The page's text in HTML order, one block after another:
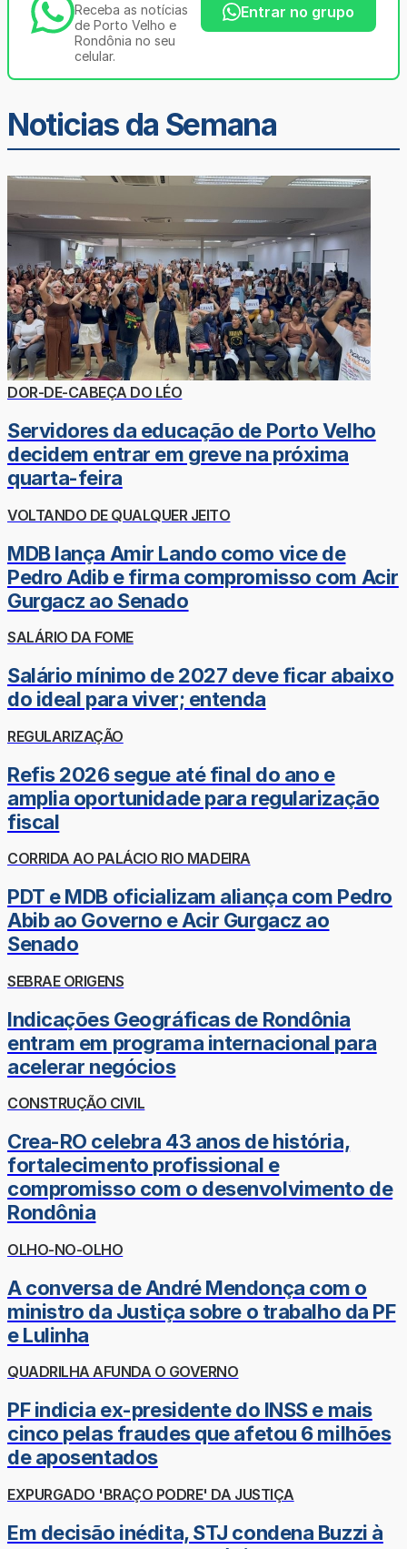
Receba as notícias
de Porto Velho e
Rondônia no seu
celular.
Entrar no grupo
Noticias da Semana
DOR-DE-CABEÇA DO LÉO
Servidores da educação de Porto Velho
decidem entrar em greve na próxima
quarta-feira
VOLTANDO DE QUALQUER JEITO
MDB lança Amir Lando como vice de
Pedro Adib e firma compromisso com Acir
Gurgacz ao Senado
SALÁRIO DA FOME
Salário mínimo de 2027 deve ficar abaixo
do ideal para viver; entenda
REGULARIZAÇÃO
Refis 2026 segue até final do ano e
amplia oportunidade para regularização
fiscal
CORRIDA AO PALÁCIO RIO MADEIRA
PDT e MDB oficializam aliança com Pedro
Abib ao Governo e Acir Gurgacz ao
Senado
SEBRAE ORIGENS
Indicações Geográficas de Rondônia
entram em programa internacional para
acelerar negócios
CONSTRUÇÃO CIVIL
Crea-RO celebra 43 anos de história,
fortalecimento profissional e
compromisso com o desenvolvimento de
Rondônia
OLHO-NO-OLHO
A conversa de André Mendonça com o
ministro da Justiça sobre o trabalho da PF
e Lulinha
QUADRILHA AFUNDA O GOVERNO
PF indicia ex-presidente do INSS e mais
cinco pelas fraudes que afetou 6 milhões
de aposentados
EXPURGADO 'BRAÇO PODRE' DA JUSTIÇA
Em decisão inédita, STJ condena Buzzi à